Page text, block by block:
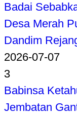
Badai
Desa Merah
Dandim
2026-07-07
3
Babinsa
Jembatan